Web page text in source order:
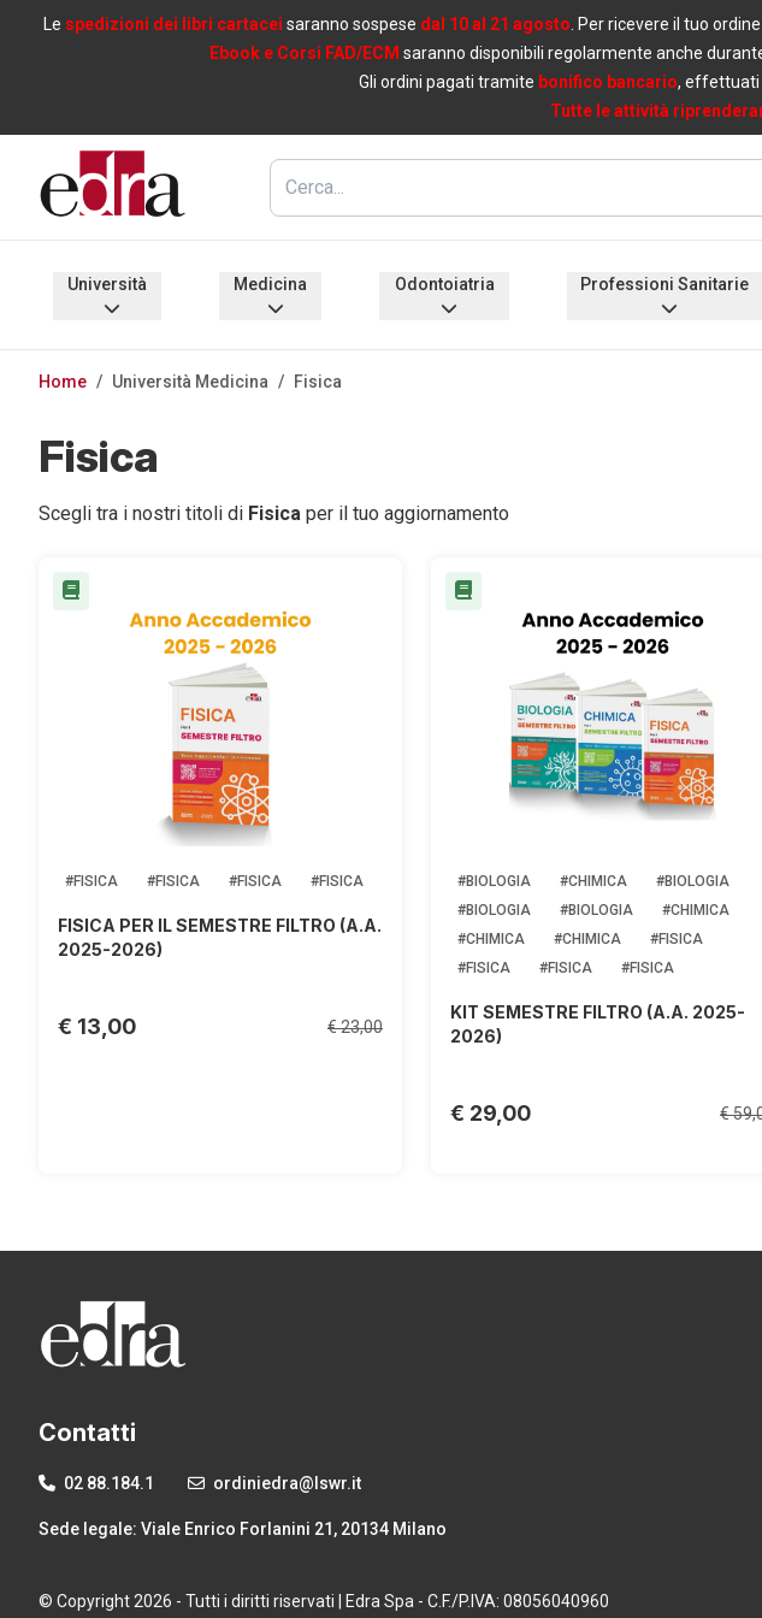
Le spedizioni dei libri cartacei saranno sospese dal 10 al 21 agosto . Per ricevere il tuo
Ebook e Corsi FAD/ECM saranno disponibili regolarmente anche
Gli ordini pagati tramite bonifico bancario, effettuati
Tutte le attività
Home / Università Medicina / Fisica
Fisica
Scegli tra i nostri titoli di Fisica per il tuo aggiornamento
#FISICA #FISICA #FISICA #FISICA
FISICA PER IL SEMESTRE FILTRO (A.A.
2025-2026)
€ 13,00 € 23,00
#BIOLOGIA #CHIMICA
#BIOLOGIA
#BIOLOGIA
#BIOLOGIA
#CHIMICA
#CHIMICA
#CHIMICA
#FISICA
#FISICA
#FISICA #FISICA
KIT SEMESTRE FILTRO (A.A. 2025-
2026)
€ 29,00 €
Contatti
02 88.184.1 ordiniedra@lswr.it
Sede legale: Viale Enrico Forlanini 21, 20134 Milano
© Copyright 2026 - Tutti i diritti riservati | Edra Spa - C.F./P.IVA: 08056040960